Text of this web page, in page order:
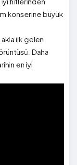
konserine büyük
ilk gelen
Daha
en iyi